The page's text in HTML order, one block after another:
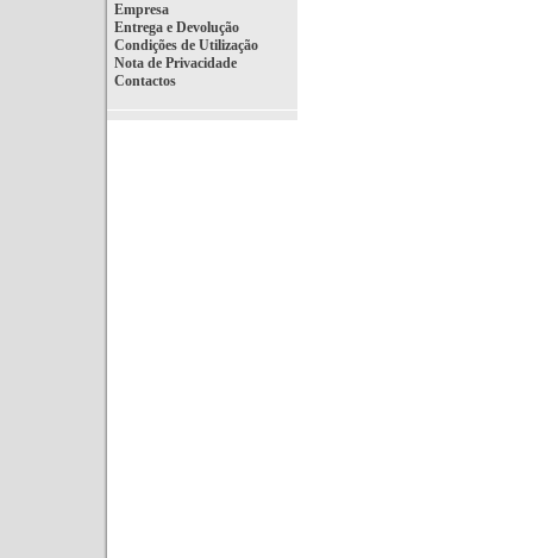
Empresa
Entrega e Devolução
Condições de Utilização
Nota de Privacidade
Contactos